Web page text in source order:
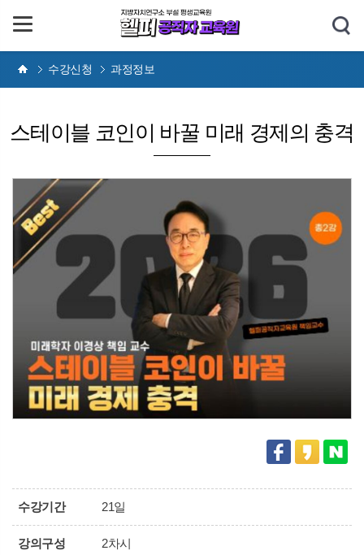
수강신청 과정정보
스테이블 코인이 바꿀 미래 경제의 충격
수강기간 21일
강의구성 2차시